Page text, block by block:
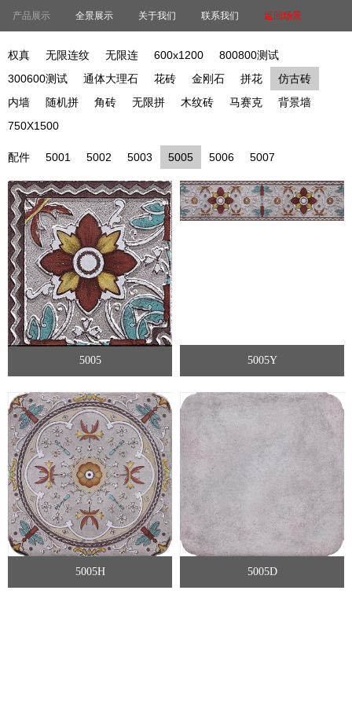
产品展示 全景展示 关于我们 联系我们 返回场景
权真 无限连纹 无限连 600x1200
800800测试
300600测试
通体大理石 花砖 金刚石 拼花
仿古砖
内墙
随机拼 角砖 无限拼 木纹砖 马赛克
背景墙
750X1500
配件 5001 5002 5003 5005 5006 5007
5005 5005Y
5005H 5005D